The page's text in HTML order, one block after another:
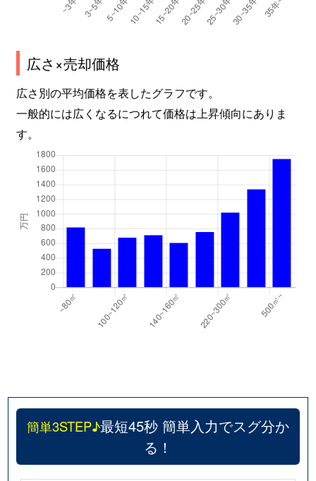
広さ×売却価格
広さ別の平均価格を表したグラフです。
一般的には広くなるにつれて価格は上昇傾向にありま
す。
簡単3STEP♪最短45秒 簡単入力でスグ分か
る！